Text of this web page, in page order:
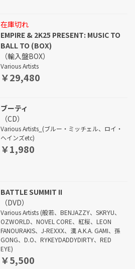
在庫切れ
EMPIRE & 2K25 PRESENT: MUSIC TO
BALL TO (BOX)
（輸入盤BOX）
Various Artists
￥29,480
ブーティ
（CD）
Various Artists_(ブルー・ミッチェル、ロイ・
ヘインズetc)
￥1,980
BATTLE SUMMIT II
（DVD）
Various Artists (般若、BENJAZZY、SKRYU、
OZWORLD、NOVEL CORE、紅桜、LEON
FANOURAKIS、J-REXXX、漢 A.K.A. GAMI、孫
GONG、D.O、RYKEYDADDYDIRTY、RED
EYE)
￥5,500